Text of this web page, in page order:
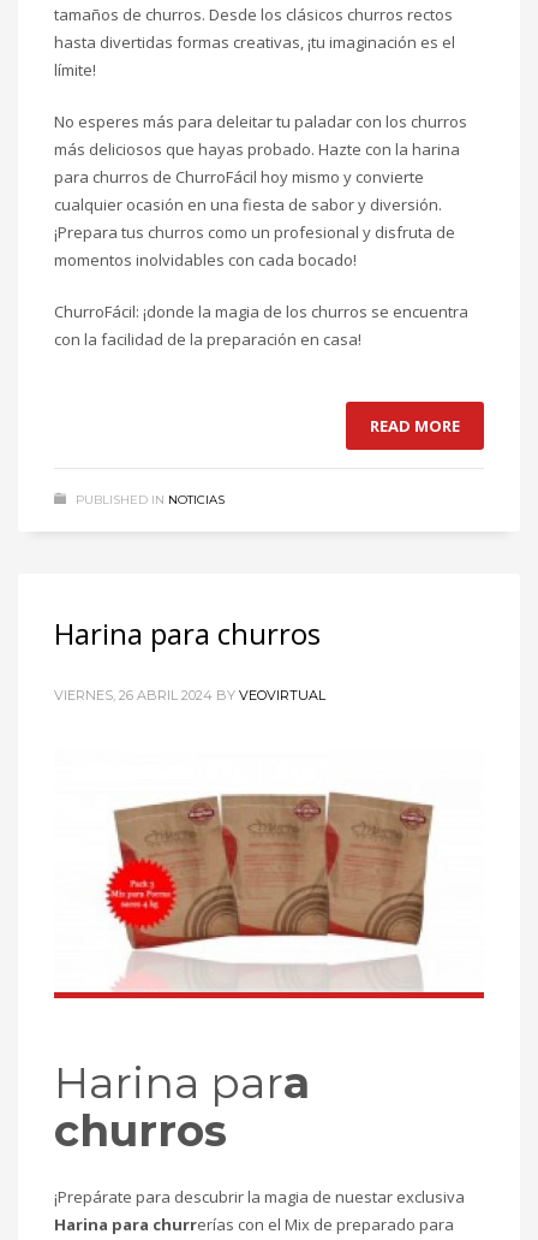
tamaños de churros. Desde los clásicos churros rectos
hasta divertidas formas creativas, ¡tu imaginación es el
límite!
No esperes más para deleitar tu paladar con los churros
más deliciosos que hayas probado. Hazte con la harina
para churros de ChurroFácil hoy mismo y convierte
cualquier ocasión en una fiesta de sabor y diversión.
¡Prepara tus churros como un profesional y disfruta de
momentos inolvidables con cada bocado!
ChurroFácil: ¡donde la magia de los churros se encuentra
con la facilidad de la preparación en casa!
READ MORE
PUBLISHED IN NOTICIAS
Harina para churros
VIERNES, 26 ABRIL 2024 BY VEOVIRTUAL
Harina para
churros
¡Prepárate para descubrir la magia de nuestar exclusiva
Harina para churrerías con el Mix de preparado para